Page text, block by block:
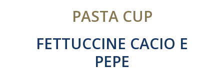
PASTA CUP
FETTUCCINE CACIO E
PEPE